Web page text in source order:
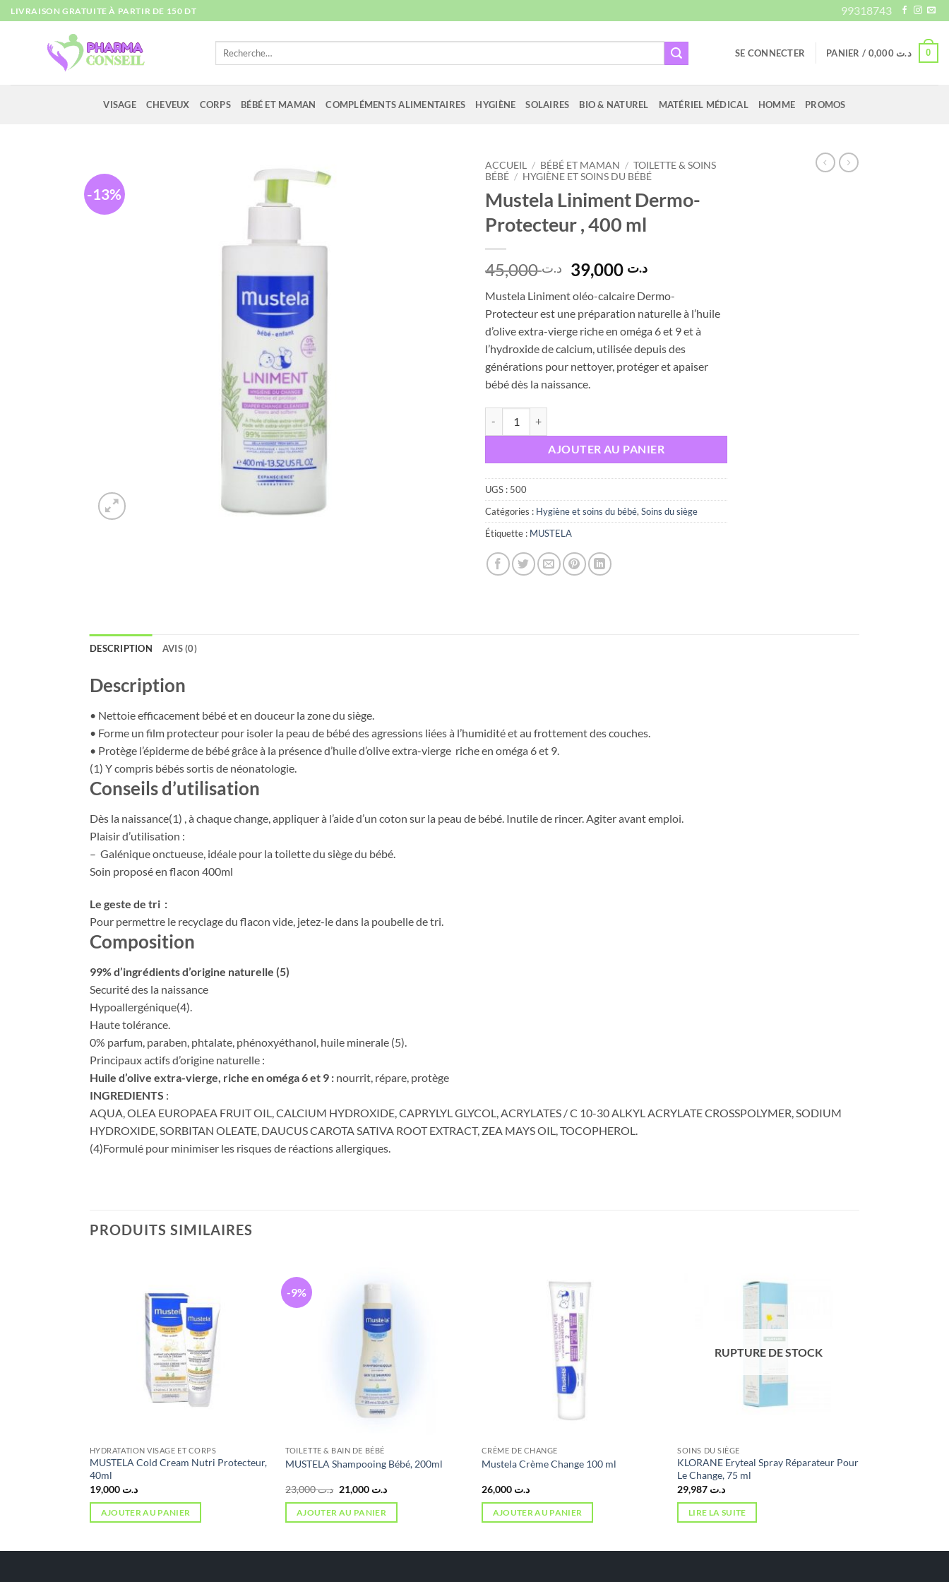
Passer
au
LIVRAISON GRATUITE À PARTIR DE 150 DT 99318743
Recherche
SE CONNECTER PANIER / د.ت 0,000 0
VISAGE CHEVEUX CORPS BÉBÉ ET MAMAN COMPLÉMENTS ALIMENTAIRES HYGIÈNE SOLAIRES BIO & NATUREL MATÉRIEL MÉDICAL HOMME PROMOS
-13%
ACCUEIL / BÉBÉ ET MAMAN / TOILETTE & SOINS
BÉBÉ / HYGIÈNE ET SOINS DU BÉBÉ
Mustela Liniment Dermo-
Protecteur , 400 ml
د.ت45,000
Le
prix
initial
était :
د.ت 45,000.
د.تLe
actuel
est :
Mustela Liniment oléo-calcaire Dermo-
Protecteur est une préparation naturelle à l’huile
d’olive extra-vierge riche en oméga 6 et 9 et à
l’hydroxide de calcium, utilisée depuis des
générations pour nettoyer, protéger et apaiser
bébé dès la naissance.
AJOUTER AU PANIER
UGS : 500
Catégories : Hygiène et soins du bébé, Soins du siège
Étiquette : MUSTELA
DESCRIPTION AVIS (0)
Description
• Nettoie efficacement bébé et en douceur la zone du siège.
• Forme un film protecteur pour isoler la peau de bébé des agressions liées à l’humidité et au frottement des couches.
• Protège l’épiderme de bébé grâce à la présence d’huile d’olive extra-vierge riche en oméga 6 et 9.
(1) Y compris bébés sortis de néonatologie.
Conseils d’utilisation
Dès la naissance(1) , à chaque change, appliquer à l’aide d’un coton sur la peau de bébé. Inutile de rincer. Agiter avant emploi.
Plaisir d’utilisation :
– Galénique onctueuse, idéale pour la toilette du siège du bébé.
Soin proposé en flacon 400ml
Le geste de tri :
Pour permettre le recyclage du flacon vide, jetez-le dans la poubelle de tri.
Composition
99% d’ingrédients d’origine naturelle (5)
Securité des la naissance
Hypoallergénique(4).
Haute tolérance.
0% parfum, paraben, phtalate, phénoxyéthanol, huile minerale (5).
Principaux actifs d’origine naturelle :
Huile d’olive extra-vierge, riche en oméga 6 et 9 : nourrit, répare, protège
INGREDIENTS :
AQUA, OLEA EUROPAEA FRUIT OIL, CALCIUM HYDROXIDE, CAPRYLYL GLYCOL, ACRYLATES / C 10-30 ALKYL ACRYLATE CROSSPOLYMER, SODIUM
HYDROXIDE, SORBITAN OLEATE, DAUCUS CAROTA SATIVA ROOT EXTRACT, ZEA MAYS OIL, TOCOPHEROL.
(4)Formulé pour minimiser les risques de réactions allergiques.
PRODUITS SIMILAIRES
HYDRATATION VISAGE ET CORPS
MUSTELA Cold Cream Nutri Protecteur,
40ml
د.ت 19,000
AJOUTER AU PANIER
-9%
TOILETTE & BAIN DE BÉBÉ
MUSTELA Shampooing Bébé, 200ml
د.ت23,000
Le
prix
initial
était :
د.ت 21,000
Le
est :
AJOUTER AU PANIER
CRÈME DE CHANGE
Mustela Crème Change 100 ml
د.ت 26,000
AJOUTER AU PANIER
RUPTURE DE STOCK
SOINS DU SIÈGE
KLORANE Eryteal Spray Réparateur Pour
Le Change, 75 ml
د.ت
LIRE LA SUITE